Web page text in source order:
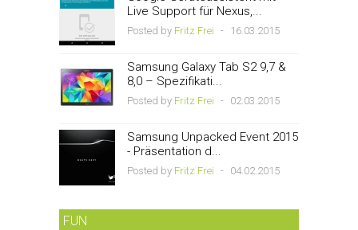
Live Support für Nexus,...
Posted by Fritz Frei - 16.03.2015
Samsung Galaxy Tab S2 9,7 &
8,0 – Spezifikati...
Posted by Fritz Frei - 02.03.2015
Samsung Unpacked Event 2015
- Präsentation d...
Posted by Fritz Frei - 04.02.2015
FUN